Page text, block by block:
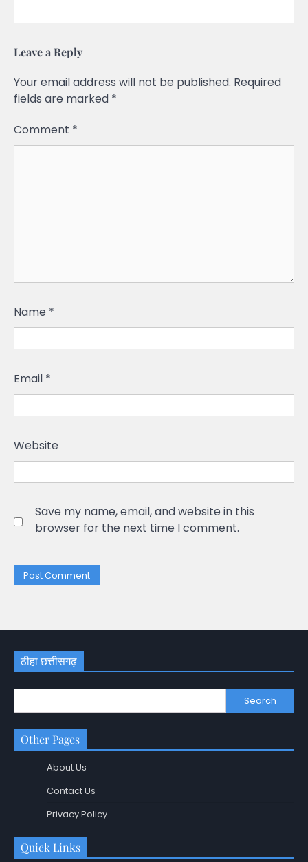
Leave a Reply
Your email address will not be published. Required
fields are marked *
Comment *
Name *
Email *
Website
Save my name, email, and website in this
browser for the next time I comment.
ठीहा छत्तीसगढ़
Search
Other Pages
About Us
Contact Us
Privacy Policy
Quick Links